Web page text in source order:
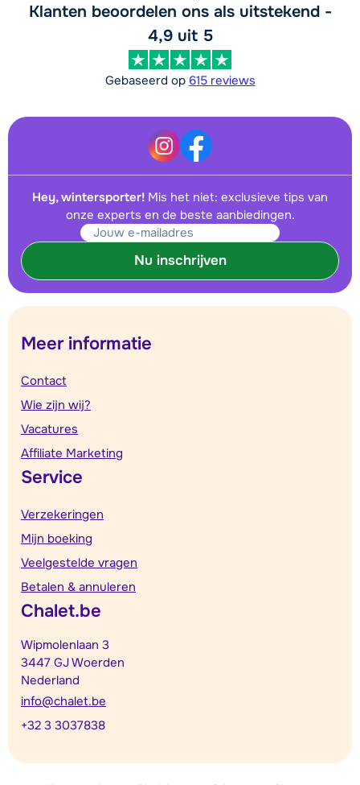
Klanten beoordelen ons als uitstekend -
4,9 uit 5
Gebaseerd op 615 reviews
Hey, wintersporter! Mis het niet: exclusieve tips van
onze experts en de beste aanbiedingen.
Nu inschrijven
Meer informatie
Contact
Wie zijn wij?
Vacatures
Affiliate Marketing
Service
Verzekeringen
Mijn boeking
Veelgestelde vragen
Betalen & annuleren
Chalet.be
Wipmolenlaan 3
3447 GJ Woerden
Nederland
info@chalet.be
+32 3 3037838